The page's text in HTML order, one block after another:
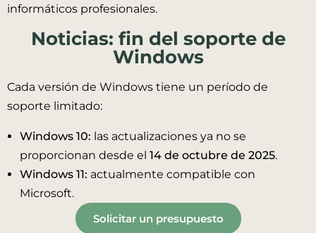
informáticos profesionales.
Noticias: fin del soporte de
Windows
Cada versión de Windows tiene un período de
soporte limitado:
Windows 10: las actualizaciones ya no se
proporcionan desde el 14 de octubre de 2025.
Windows 11: actualmente compatible con
Microsoft.
Solicitar un presupuesto